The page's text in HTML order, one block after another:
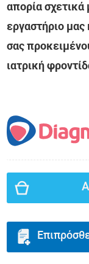
απορία σχετικά
εργαστήριο μας
σας
ιατρική